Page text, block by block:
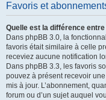
Favoris et
Quelle est la différence
Dans phpBB 3.0, la
favoris était similaire à celle
receviez aucune notification
Dans phpBB 3.3, les favoris
pouvez à présent recevoir
mis à jour. L’abonnement,
forum ou d’un sujet auquel